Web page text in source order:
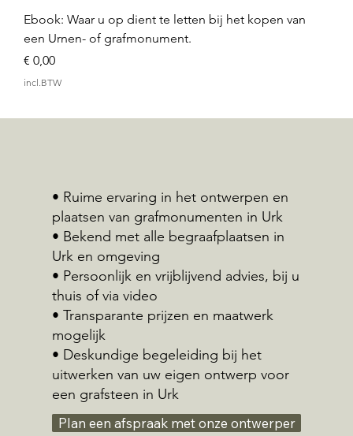
Ebook: Waar u op dient te letten bij het kopen van
een Urnen- of grafmonument.
Prijs
€ 0,00
incl.BTW
• Ruime ervaring in het ontwerpen en
plaatsen van grafmonumenten in Urk
• Bekend met alle begraafplaatsen in
Urk en omgeving
• Persoonlijk en vrijblijvend advies, bij u
thuis of via video
• Transparante prijzen en maatwerk
mogelijk
• Deskundige begeleiding bij het
uitwerken van uw eigen ontwerp voor
een grafsteen in Urk
Plan een afspraak met onze ontwerper